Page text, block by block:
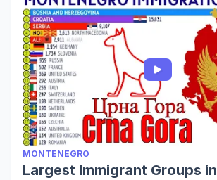
MONTENEGRO
Largest Immigrant Groups in